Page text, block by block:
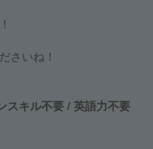
さいね！
スキル不要 / 英語力不要